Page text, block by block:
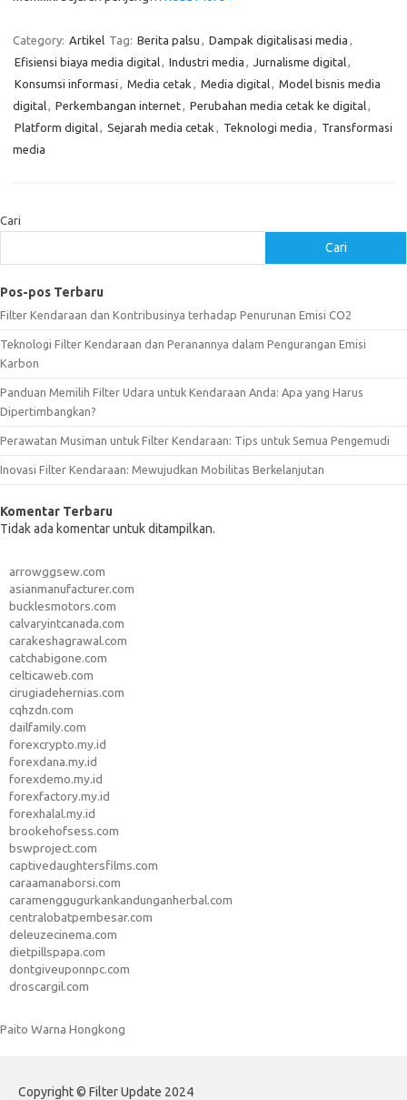
Category: Artikel Tag: Berita palsu , Dampak digitalisasi media ,
Efisiensi biaya media digital, Industri media , Jurnalisme digital,
Konsumsi informasi , Media cetak , Media digital, Model bisnis media
digital, Perkembangan internet, Perubahan media cetak ke digital,
Platform digital, Sejarah media cetak , Teknologi media , Transformasi
media
Cari
Cari
Pos-pos Terbaru
Filter Kendaraan dan Kontribusinya terhadap Penurunan Emisi CO2
Teknologi Filter Kendaraan dan Peranannya dalam Pengurangan Emisi
Karbon
Panduan Memilih Filter Udara untuk Kendaraan Anda: Apa yang Harus
Dipertimbangkan?
Perawatan Musiman untuk Filter Kendaraan: Tips untuk Semua Pengemudi
Inovasi Filter Kendaraan: Mewujudkan Mobilitas Berkelanjutan
Komentar Terbaru
Tidak ada komentar untuk ditampilkan.
arrowggsew.com
asianmanufacturer.com
bucklesmotors.com
calvaryintcanada.com
carakeshagrawal.com
catchabigone.com
celticaweb.com
cirugiadehernias.com
cqhzdn.com
dailfamily.com
forexcrypto.my.id
forexdana.my.id
forexdemo.my.id
forexfactory.my.id
forexhalal.my.id
brookehofsess.com
bswproject.com
captivedaughtersfilms.com
caraamanaborsi.com
caramenggugurkankandunganherbal.com
centralobatpembesar.com
deleuzecinema.com
dietpillspapa.com
dontgiveuponnpc.com
droscargil.com
Paito Warna Hongkong
Copyright © Filter Update 2024